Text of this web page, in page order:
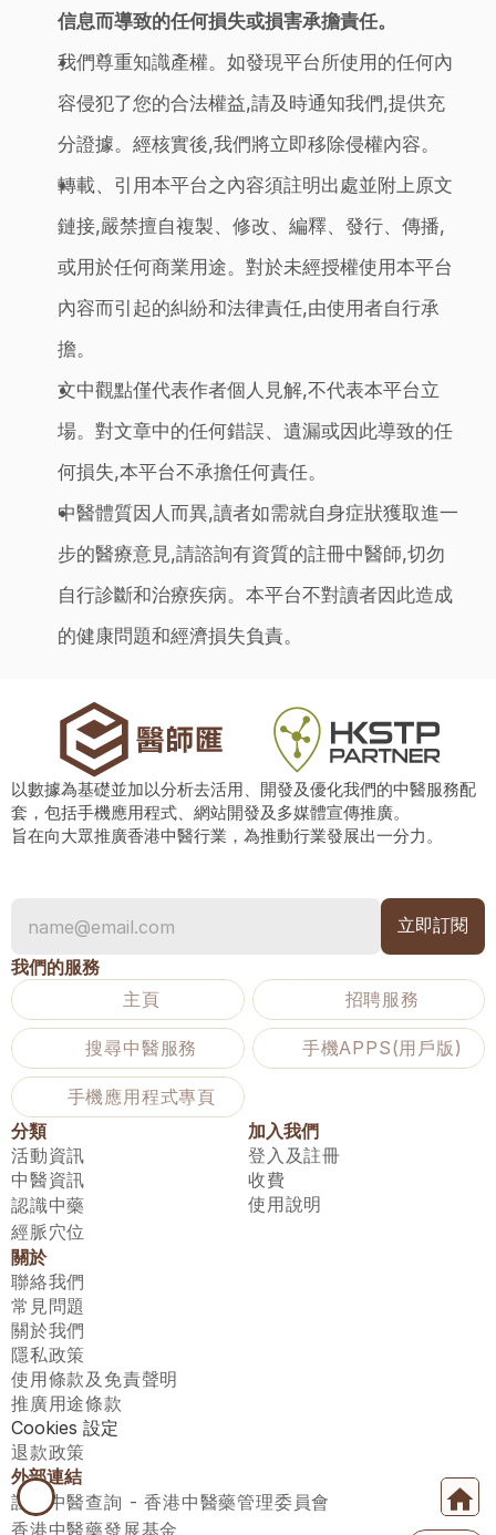
信息而導致的任何損失或損害承擔責任。
我們尊重知識產權。如發現平台所使用的任何內
容侵犯了您的合法權益,請及時通知我們,提供充
分證據。經核實後,我們將立即移除侵權內容。
轉載、引用本平台之內容須註明出處並附上原文
鏈接,嚴禁擅自複製、修改、編釋、發行、傳播,
或用於任何商業用途。對於未經授權使用本平台
內容而引起的糾紛和法律責任,由使用者自行承
擔。
文中觀點僅代表作者個人見解,不代表本平台立
場。對文章中的任何錯誤、遺漏或因此導致的任
何損失,本平台不承擔任何責任。
中醫體質因人而異,讀者如需就自身症狀獲取進一
步的醫療意見,請諮詢有資質的註冊中醫師,切勿
自行診斷和治療疾病。本平台不對讀者因此造成
的健康問題和經濟損失負責。
以數據為基礎並加以分析去活用、開發及優化我們的中醫服務配
套，包括手機應用程式、網站開發及多媒體宣傳推廣。
旨在向大眾推廣香港中醫行業，為推動行業發展出一分力。
我們的服務
主頁
招聘服務
搜尋中醫服務 手機APPS(用戶版)
手機應用程式專頁
分類
活動資訊
中醫資訊
認識中藥
經脈穴位
加入我們
登入及註冊
收費
使用說明
關於
聯絡我們
常見問題
關於我們
隱私政策
使用條款及免責聲明
推廣用途條款
Cookies 設定
退款政策
外部連結
註冊中醫查詢 - 香港中醫藥管理委員會
香港中醫藥發展基金